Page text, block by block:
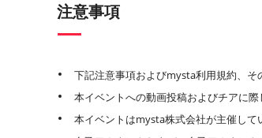
注意事項
下記注意事項およびmysta利用規約、そ
本イベントへの動画投稿およびチアに
本イベントはmysta株式会社が主催し